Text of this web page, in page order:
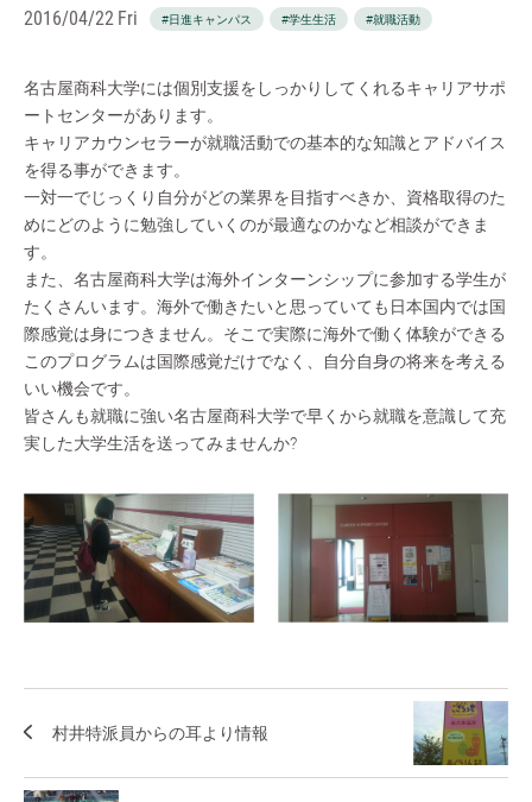
2016/04/22 Fri #日進キャンパス #学生生活 #就職活動
名古屋商科大学には個別支援をしっかりしてくれるキャリアサポ
ートセンターがあります。
キャリアカウンセラーが就職活動での基本的な知識とアドバイス
を得る事ができます。
一対一でじっくり自分がどの業界を目指すべきか、資格取得のた
めにどのように勉強していくのが最適なのかなど相談ができま
す。
また、名古屋商科大学は海外インターンシップに参加する学生が
たくさんいます。海外で働きたいと思っていても日本国内では国
際感覚は身につきません。そこで実際に海外で働く体験ができる
このプログラムは国際感覚だけでなく、自分自身の将来を考える
いい機会です。
皆さんも就職に強い名古屋商科大学で早くから就職を意識して充
実した大学生活を送ってみませんか?
村井特派員からの耳より情報